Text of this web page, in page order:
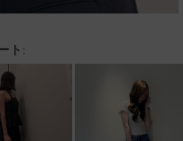
ト: